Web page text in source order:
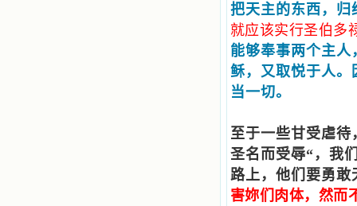
把天主的东西，归
就应该实行圣伯多
能够奉事两个主
稣，又取悦于人。
当一切。
至于一些甘受虐
圣名而受辱“，我
路上，他们要勇
害妳们肉体，然而